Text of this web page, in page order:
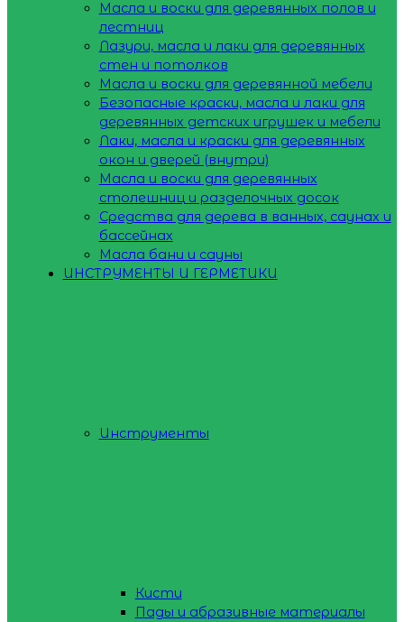
Масла и воски для деревянных полов и
лестниц
Лазури, масла и лаки для деревянных
стен и потолков
Масла и воски для деревянной мебели
Безопасные краски, масла и лаки для
деревянных детских игрушек и мебели
Лаки, масла и краски для деревянных
окон и дверей (внутри)
Масла и воски для деревянных
столешниц и разделочных досок
Средства для дерева в ванных, саунах и
бассейнах
Масла бани и сауны
ИНСТРУМЕНТЫ И ГЕРМЕТИКИ
Инструменты
Кисти
Пады и абразивные материалы